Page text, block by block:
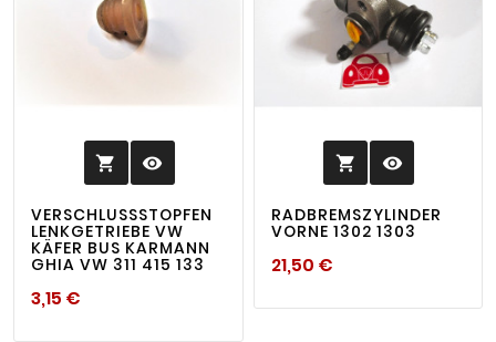
 visibility
VERSCHLUSSSTOPFEN L
ENKGETRIEBE VW K
ÄFER BUS KARMANN G
HIA VW 311 415 133
3,15 €
 visibility
RADBREMSZYLINDER
VORNE 1302 1303
21,50 €Preis